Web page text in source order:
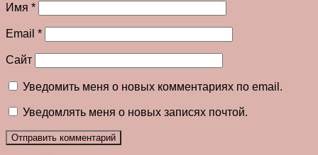
Имя *
Email *
Сайт
Уведомить меня о новых комментариях по email.
Уведомлять меня о новых записях почтой.